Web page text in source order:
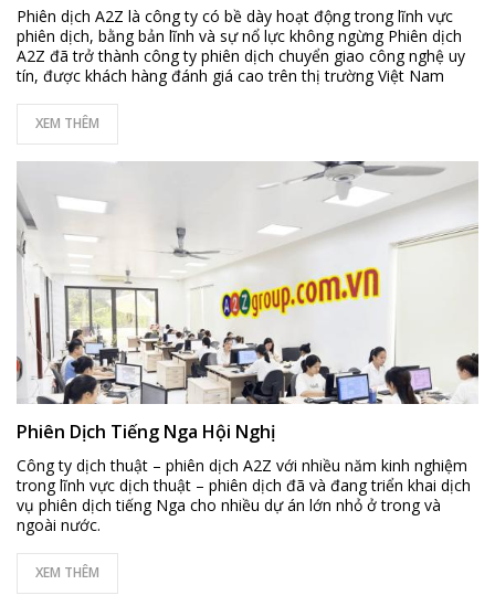
Phiên dịch A2Z là công ty có bề dày hoạt động trong lĩnh vực
phiên dịch, bằng bản lĩnh và sự nổ lực không ngừng Phiên dịch
A2Z đã trở thành công ty phiên dịch chuyển giao công nghệ uy
tín, được khách hàng đánh giá cao trên thị trường Việt Nam
XEM THÊM
Phiên Dịch Tiếng Nga Hội Nghị
Công ty dịch thuật – phiên dịch A2Z với nhiều năm kinh nghiệm
trong lĩnh vực dịch thuật – phiên dịch đã và đang triển khai dịch
vụ phiên dịch tiếng Nga cho nhiều dự án lớn nhỏ ở trong và
ngoài nước.
XEM THÊM